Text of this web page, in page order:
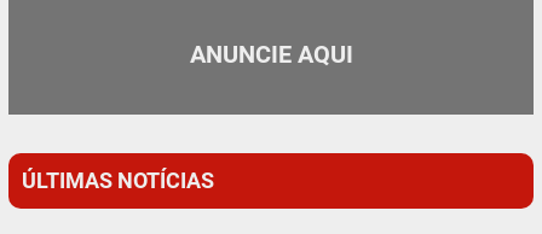
ANUNCIE AQUI
ÚLTIMAS NOTÍCIAS